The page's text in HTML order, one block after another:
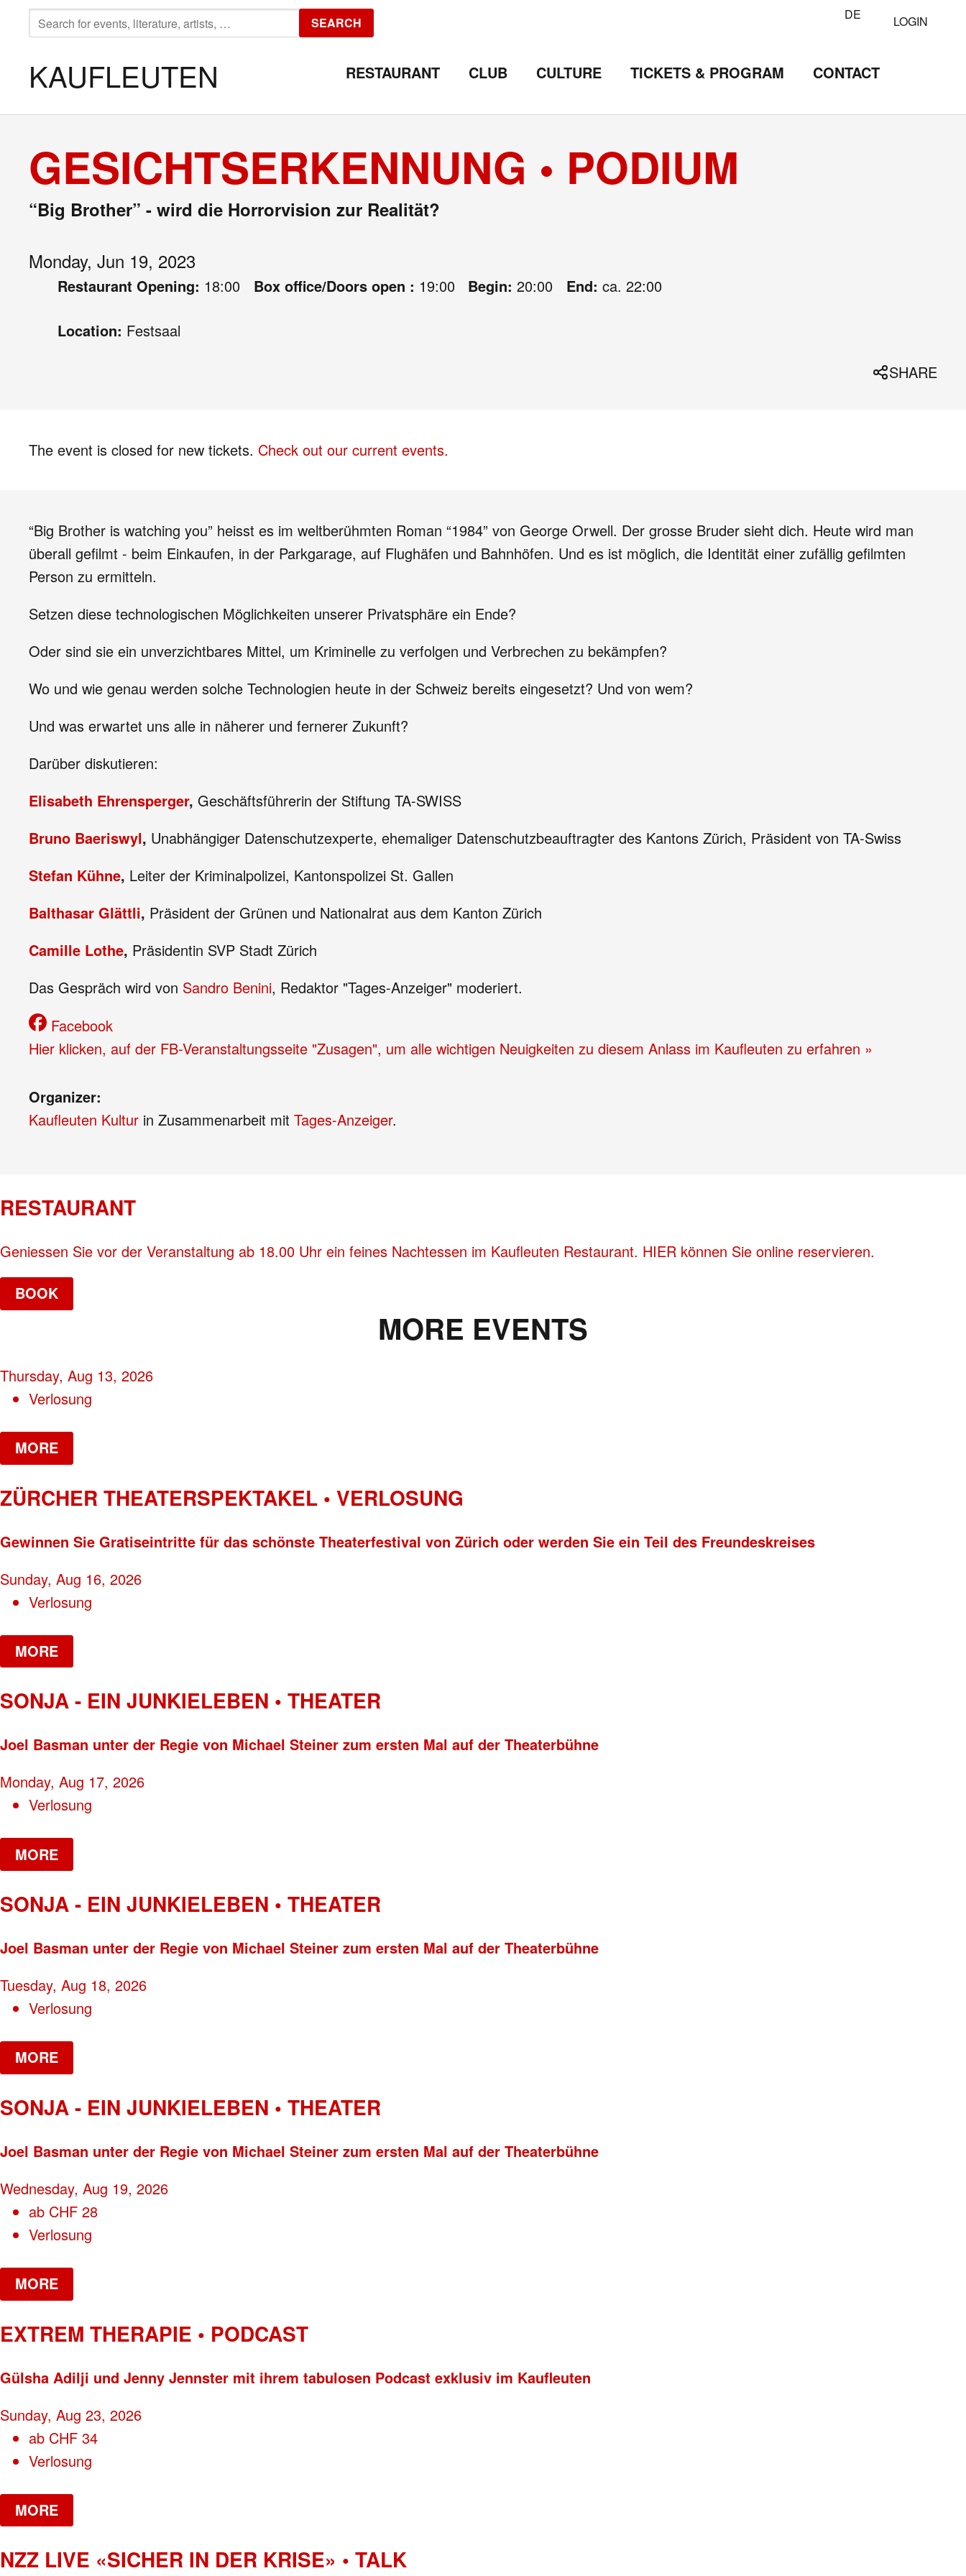
SEARCH
FOR:
SEARCH DE LOGIN
KAUFLEUTEN RESTAURANT CLUB CULTURE TICKETS & PROGRAM CONTACT
GESICHTSERKENNUNG • PODIUM
“Big Brother” - wird die Horrorvision zur Realität?
Monday, Jun 19, 2023
Restaurant Opening: 18:00 Box office/Doors open : 19:00 Begin: 20:00 End: ca. 22:00
Location: Festsaal
SHARE
The event is closed for new tickets. Check out our current events.
“Big Brother is watching you” heisst es im weltberühmten Roman “1984” von George Orwell. Der grosse Bruder sieht dich. Heute wird man
überall gefilmt - beim Einkaufen, in der Parkgarage, auf Flughäfen und Bahnhöfen. Und es ist möglich, die Identität einer zufällig gefilmten
Person zu ermitteln.
Setzen diese technologischen Möglichkeiten unserer Privatsphäre ein Ende?
Oder sind sie ein unverzichtbares Mittel, um Kriminelle zu verfolgen und Verbrechen zu bekämpfen?
Wo und wie genau werden solche Technologien heute in der Schweiz bereits eingesetzt? Und von wem?
Und was erwartet uns alle in näherer und fernerer Zukunft?
Darüber diskutieren:
Elisabeth Ehrensperger, Geschäftsführerin der Stiftung TA-SWISS
Bruno Baeriswyl, Unabhängiger Datenschutzexperte, ehemaliger Datenschutzbeauftragter des Kantons Zürich, Präsident von TA-Swiss
Stefan Kühne, Leiter der Kriminalpolizei, Kantonspolizei St. Gallen
Balthasar Glättli, Präsident der Grünen und Nationalrat aus dem Kanton Zürich
Camille Lothe, Präsidentin SVP Stadt Zürich
Das Gespräch wird von Sandro Benini, Redaktor "Tages-Anzeiger" moderiert.
Facebook
Hier klicken, auf der FB-Veranstaltungsseite "Zusagen", um alle wichtigen Neuigkeiten zu diesem Anlass im Kaufleuten zu erfahren »
Organizer:
Kaufleuten Kultur in Zusammenarbeit mit Tages-Anzeiger.
RESTAURANT
Geniessen Sie vor der Veranstaltung ab 18.00 Uhr ein feines Nachtessen im Kaufleuten Restaurant. HIER können Sie online reservieren.
BOOK
MORE EVENTS
Thursday, Aug 13, 2026
Verlosung
MORE
ZÜRCHER THEATERSPEKTAKEL • VERLOSUNG
Gewinnen Sie Gratiseintritte für das schönste Theaterfestival von Zürich oder werden Sie ein Teil des Freundeskreises
Sunday, Aug 16, 2026
Verlosung
MORE
SONJA - EIN JUNKIELEBEN • THEATER
Joel Basman unter der Regie von Michael Steiner zum ersten Mal auf der Theaterbühne
Monday, Aug 17, 2026
Verlosung
MORE
SONJA - EIN JUNKIELEBEN • THEATER
Joel Basman unter der Regie von Michael Steiner zum ersten Mal auf der Theaterbühne
Tuesday, Aug 18, 2026
Verlosung
MORE
SONJA - EIN JUNKIELEBEN • THEATER
Joel Basman unter der Regie von Michael Steiner zum ersten Mal auf der Theaterbühne
Wednesday, Aug 19, 2026
ab CHF 28
Verlosung
MORE
EXTREM THERAPIE • PODCAST
Gülsha Adilji und Jenny Jennster mit ihrem tabulosen Podcast exklusiv im Kaufleuten
Sunday, Aug 23, 2026
ab CHF 34
Verlosung
MORE
NZZ LIVE «SICHER IN DER KRISE» • TALK